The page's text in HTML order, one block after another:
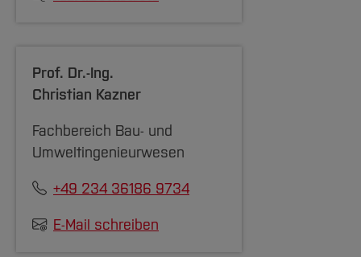
Prof. Dr.-Ing.
Christian Kazner
Fachbereich Bau- und
Umweltingenieurwesen
+49 234 36186 9734
E-Mail schreiben